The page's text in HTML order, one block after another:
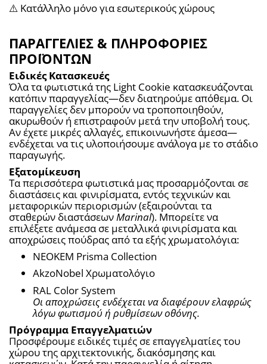
⚠️ Κατάλληλο μόνο για εσωτερικούς χώρους
ΠΑΡΑΓΓΕΛΙΕΣ & ΠΛΗΡΟΦΟΡΙΕΣ
ΠΡΟΪΟΝΤΩΝ
Ειδικές Κατασκευές
Όλα τα φωτιστικά της Light Cookie κατασκευάζονται
κατόπιν παραγγελίας—δεν διατηρούμε απόθεμα. Οι
παραγγελίες δεν μπορούν να τροποποιηθούν,
ακυρωθούν ή επιστραφούν μετά την υποβολή τους.
Αν έχετε μικρές αλλαγές, επικοινωνήστε άμεσα—
ενδέχεται να τις υλοποιήσουμε ανάλογα με το στάδιο
παραγωγής.
Εξατομίκευση
Τα περισσότερα φωτιστικά μας προσαρμόζονται σε
διαστάσεις και φινιρίσματα, εντός τεχνικών και
μεταφορικών περιορισμών (εξαιρούνται τα
σταθερών διαστάσεων Marinal). Μπορείτε να
επιλέξετε ανάμεσα σε μεταλλικά φινιρίσματα και
αποχρώσεις πούδρας από τα εξής χρωματολόγια:
NEOKEM Prisma Collection
AkzoNobel Χρωματολόγιο
RAL Color System
Οι αποχρώσεις ενδέχεται να διαφέρουν ελαφρώς
λόγω φωτισμού ή ρυθμίσεων οθόνης.
Πρόγραμμα Επαγγελματιών
Προσφέρουμε ειδικές τιμές σε επαγγελματίες του
χώρου της αρχιτεκτονικής, διακόσμησης και